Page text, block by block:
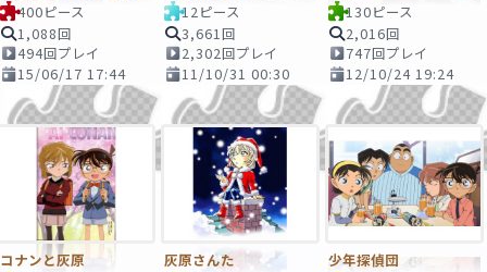
400ピース
1,088回
494回プレイ
15/06/17 17:44
12ピース
3,661回
2,302回プレイ
11/10/31 00:30
130ピース
2,016回
747回プレイ
12/10/24 19:24
コナンと灰原
灰原さんた
少年探偵団